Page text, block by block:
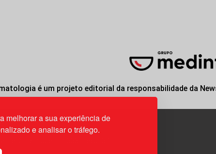
melhorar a sua experiência de
e analisar o tráfego.
é um projeto editorial da responsabilidade da